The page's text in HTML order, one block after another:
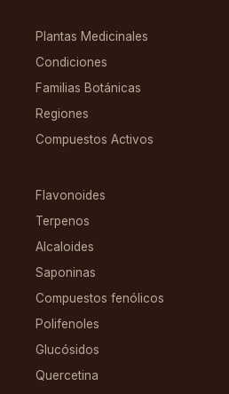
Plantas Medicinales
Condiciones
Familias Botánicas
Regiones
Compuestos Activos
Flavonoides
Terpenos
Alcaloides
Saponinas
Compuestos fenólicos
Polifenoles
Glucósidos
Quercetina